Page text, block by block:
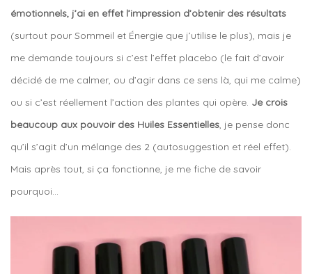
émotionnels, j’ai en effet l’impression d’obtenir des résultats
(surtout pour Sommeil et Énergie que j’utilise le plus), mais je
me demande toujours si c’est l’effet placebo (le fait d’avoir
décidé de me calmer, ou d’agir dans ce sens là, qui me calme)
ou si c’est réellement l’action des plantes qui opère. Je crois
beaucoup aux pouvoir des Huiles Essentielles, je pense donc
qu’il s’agit d’un mélange des 2 (autosuggestion et réel effet).
Mais après tout, si ça fonctionne, je me fiche de savoir
pourquoi…